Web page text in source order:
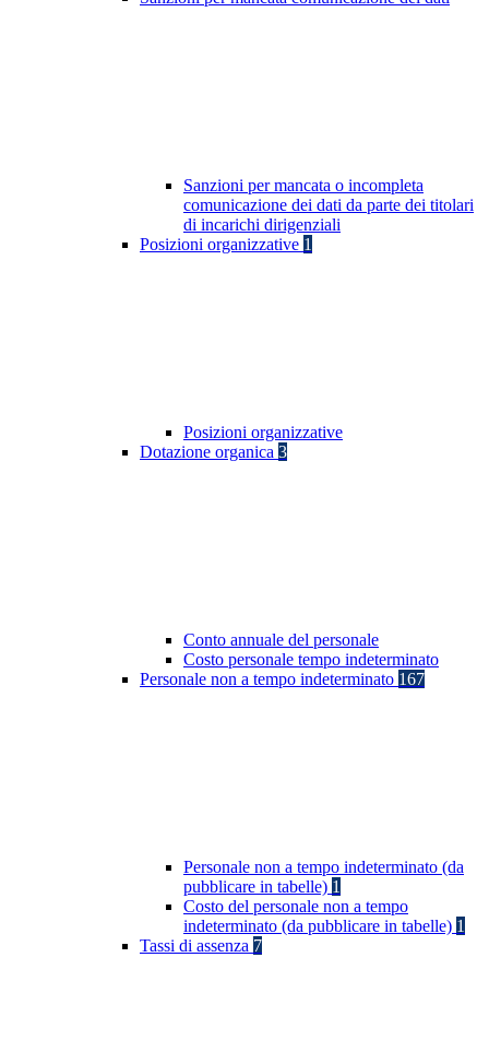
Sanzioni per mancata o incompleta
comunicazione dei dati da parte dei titolari
di incarichi dirigenziali
Posizioni organizzative 1
Posizioni organizzative
Dotazione organica 3
Conto annuale del personale
Costo personale tempo indeterminato
Personale non a tempo indeterminato 167
Personale non a tempo indeterminato (da
pubblicare in tabelle) 1
Costo del personale non a tempo
indeterminato (da pubblicare in tabelle) 1
Tassi di assenza 7